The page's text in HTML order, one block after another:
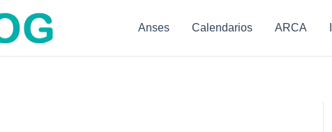
Anses Calendarios ARCA